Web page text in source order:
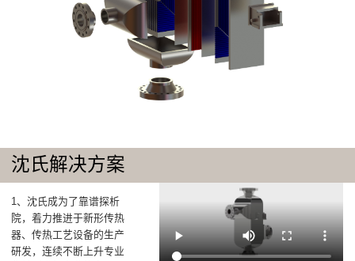
沈氏解决方案
1、沈氏成为了靠谱探析
院，着力推进于新形传热
器、传热工艺设备的生产
研发，连续不断上升专业